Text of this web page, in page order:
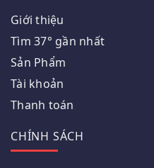
Giới thiệu
Tìm 37° gần nhất
Sản Phẩm
Tài khoản
Thanh toán
CHÍNH SÁCH